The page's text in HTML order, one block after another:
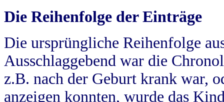
Die Reihenfolge der Einträge
Die ursprüngliche Reihenfolge
Ausschlaggebend war die
z.B. nach der Geburt krank war,
anzeigen konnten, wurde das